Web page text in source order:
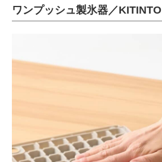
ワンプッシュ製氷器／KITINTO